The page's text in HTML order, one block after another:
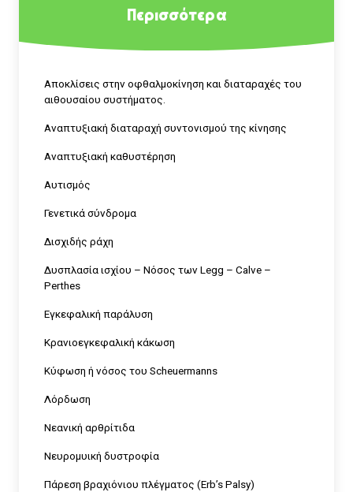
Περισσότερα
Αποκλίσεις στην οφθαλμοκίνηση και διαταραχές του
αιθουσαίου συστήματος.
Αναπτυξιακή διαταραχή συντονισμού της κίνησης
Αναπτυξιακή καθυστέρηση
Αυτισμός
Γενετικά σύνδρομα
Δισχιδής ράχη
Δυσπλασία ισχίου – Nόσος των Legg – Calve –
Perthes
Εγκεφαλική παράλυση
Κρανιοεγκεφαλική κάκωση
Κύφωση ή νόσος του Scheuermanns
Λόρδωση
Νεανική αρθρίτιδα
Νευρομυική δυστροφία
Πάρεση βραχιόνιου πλέγματος (Erb’s Palsy)